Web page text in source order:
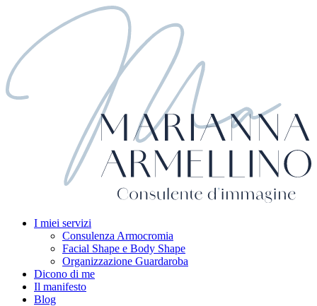
I miei servizi
Consulenza Armocromia
Facial Shape e Body Shape
Organizzazione Guardaroba
Dicono di me
Il manifesto
Blog